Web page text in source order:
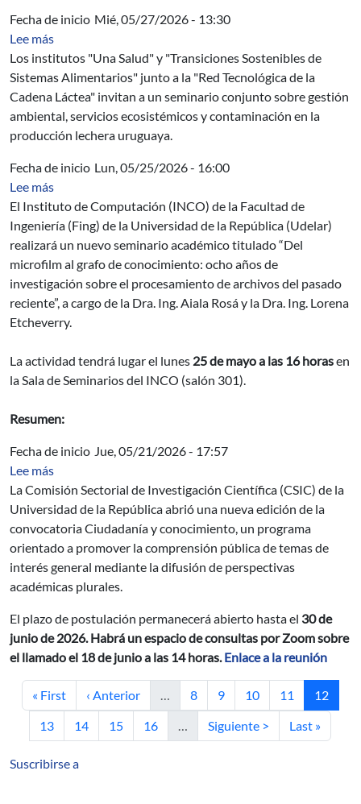
Fecha de inicio Mié, 05/27/2026 - 13:30
Lee mássobre Sostenibilidad y circularidad en sistemas
Los institutos "Una Salud" y "Transiciones Sostenibles de
Sistemas Alimentarios" junto a la "Red Tecnológica de la
Cadena Láctea" invitan a un seminario conjunto sobre gestión
ambiental, servicios ecosistémicos y contaminación en la
producción lechera uruguaya.
Fecha de inicio Lun, 05/25/2026 - 16:00
Lee mássobre Del microfilm al grafo de conocimiento: ocho
El Instituto de Computación (INCO) de la Facultad de
Ingeniería (Fing) de la Universidad de la República (Udelar)
realizará un nuevo seminario académico titulado “Del
microfilm al grafo de conocimiento: ocho años de
investigación sobre el procesamiento de archivos del pasado
reciente”, a cargo de la Dra. Ing. Aiala Rosá y la Dra. Ing. Lorena
Etcheverry.
La actividad tendrá lugar el lunes 25 de mayo a las 16 horasen
la Sala de Seminarios del INCO (salón 301).
Resumen:
Fecha de inicio Jue, 05/21/2026 - 17:57
Lee mássobre Convocatoria Ciudadanía y conocimiento de la
La Comisión Sectorial de Investigación Científica (CSIC) de la
Universidad de la República abrió una nueva edición de la
convocatoria Ciudadanía y conocimiento, un programa
orientado a promover la comprensión pública de temas de
interés general mediante la difusión de perspectivas
académicas plurales.
El plazo de postulación permanecerá abierto hasta el 30 de
junio de 2026. Habrá un espacio de consultas por Zoom sobre
el llamado el 18 de junio a las 14 horas.Enlace a la reunión
Primera página
« First Página anterior
‹ Anterior … Página
8 Página
9 Página
10 Página
11 Página
12
Página
13 Página
14 Página
15 Página
16 … Siguiente página
Siguiente > Última
Last »
Suscribirse a